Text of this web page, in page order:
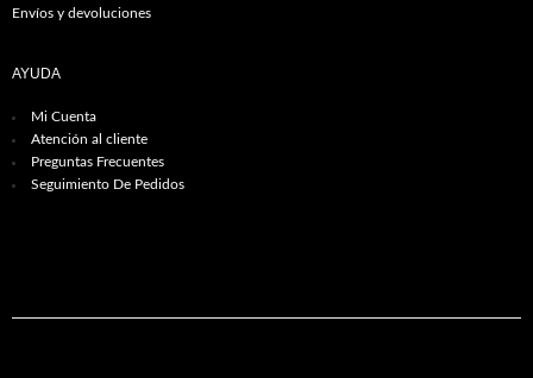
Envíos y devoluciones
AYUDA
Mi Cuenta
Atención al cliente
Preguntas Frecuentes
Seguimiento De Pedidos